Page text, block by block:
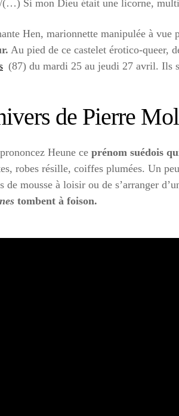
/(…) Si mon Dieu était une licorne,
Hen, marionnette manipulée à vue
Au pied de ce castelet érotico-queer,
(87) du mardi 25 au jeudi 27 avril. Ils
de Pierre
Heune ce prénom suédois
robes résille, coiffes plumées. Un
de mousse à loisir ou de s’arranger
tombent à foison.